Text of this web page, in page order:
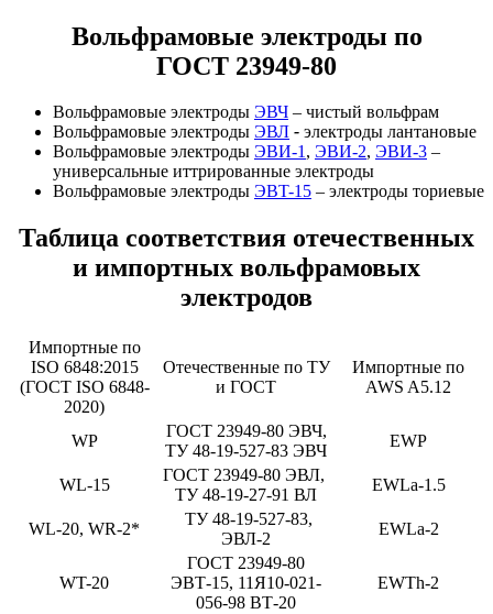
Вольфрамовые электроды по
ГОСТ 23949-80
Вольфрамовые электроды ЭВЧ – чистый вольфрам
Вольфрамовые электроды ЭВЛ - электроды лантановые
Вольфрамовые электроды ЭВИ-1, ЭВИ-2, ЭВИ-3 –
универсальные иттрированные электроды
Вольфрамовые электроды ЭВT-15 – электроды ториевые
Таблица соответствия отечественных
и импортных вольфрамовых
электродов
Импортные по
ISO 6848:2015
(ГОСТ ISO 6848-
2020)
Отечественные по ТУ
и ГОСТ
Импортные по
AWS A5.12
WP
ГОСТ 23949-80 ЭВЧ,
ТУ 48-19-527-83 ЭВЧ
EWP
WL-15
ГОСТ 23949-80 ЭВЛ,
ТУ 48-19-27-91 ВЛ
EWLa-1.5
WL-20, WR-2*
ТУ 48-19-527-83,
ЭВЛ-2
EWLa-2
WT-20
ГОСТ 23949-80
ЭВТ-15, 11Я10-021-
056-98 ВТ-20
EWTh-2